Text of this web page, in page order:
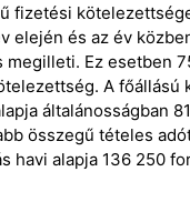
fizetési
elején és az év
megilleti. Ez esetben
A főállású
általánosságban
összegű tételes
havi alapja 136 250